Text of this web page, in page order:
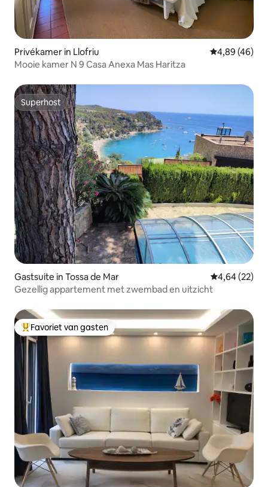
Privékamer in Llofriu Gemiddelde
4,89 (46)
Mooie kamer N 9 Casa Anexa Mas Haritza
Superhost
Superhost
Gastsuite in Tossa de Mar Gemiddelde
4,64 (22)
Gezellig appartement met zwembad en uitzicht
Topfavoriet van gasten
Favoriet van gasten